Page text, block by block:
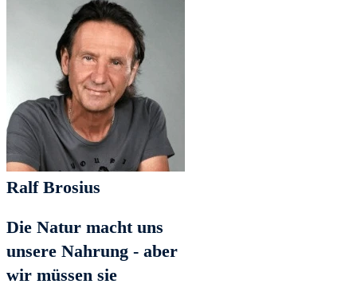
Ralf Brosius
Die Natur macht uns
unsere Nahrung - aber
wir müssen sie